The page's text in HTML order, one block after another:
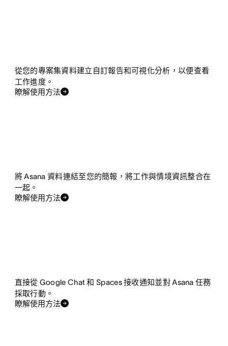
從您的專案集資料建立自訂報告和可視化分析，以便查看
工作進度。
瞭解使用方法
將 Asana 資料連結至您的簡報，將工作與情境資訊整合在
一起。
瞭解使用方法
直接從 Google Chat 和 Spaces 接收通知並對 Asana 任務
採取行動。
瞭解使用方法